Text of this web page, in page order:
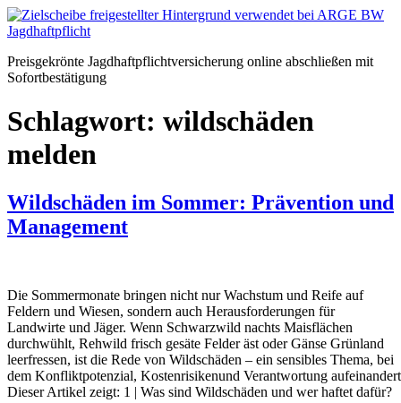
Zum
Inhalt
Preisgekrönte Jagdhaftpflichtversicherung online abschließen mit
Sofortbestätigung
Schlagwort: wildschäden
melden
Wildschäden im Sommer: Prävention und
Management
Die Sommermonate bringen nicht nur Wachstum und Reife auf
Feldern und Wiesen, sondern auch Herausforderungen für
Landwirte und Jäger. Wenn Schwarzwild nachts Maisflächen
durchwühlt, Rehwild frisch gesäte Felder äst oder Gänse Grünland
leerfressen, ist die Rede von Wildschäden – ein sensibles Thema, bei
dem Konfliktpotenzial, Kostenrisikenund Verantwortung
Dieser Artikel zeigt: 1 | Was sind Wildschäden und wer haftet dafür?